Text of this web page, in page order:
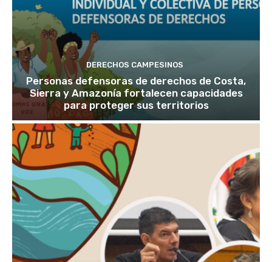
DERECHOS CAMPESINOS
Personas defensoras de derechos de Costa,
Sierra y Amazonía fortalecen capacidades
para proteger sus territorios